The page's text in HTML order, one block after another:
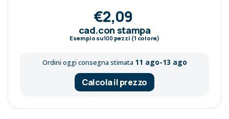
€2,09
cad.con stampa
Esempio su100pezzi (1 colore)
Ordini oggi consegna stimata 11 ago-13 ago
Calcola il prezzo